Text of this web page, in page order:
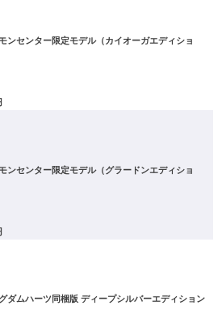
ンセンター限定モデル（カイオーガエディショ
ンセンター限定モデル（グラードンエディショ
ダムハーツ同梱版 ディープシルバーエディション